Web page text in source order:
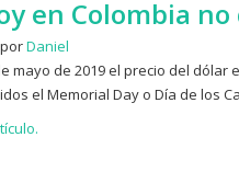
en Colombia
Daniel
mayo de 2019 el precio del
el Memorial Day o Día de los